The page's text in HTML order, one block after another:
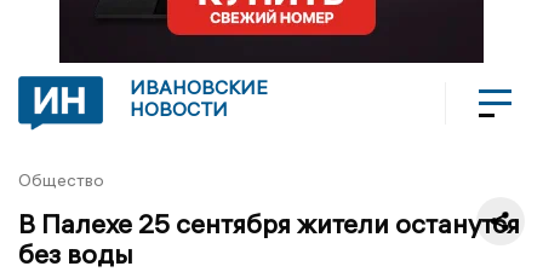
ИВАНОВСКИЕ
НОВОСТИ
Общество
В Палехе 25 сентября жители останутся
без воды